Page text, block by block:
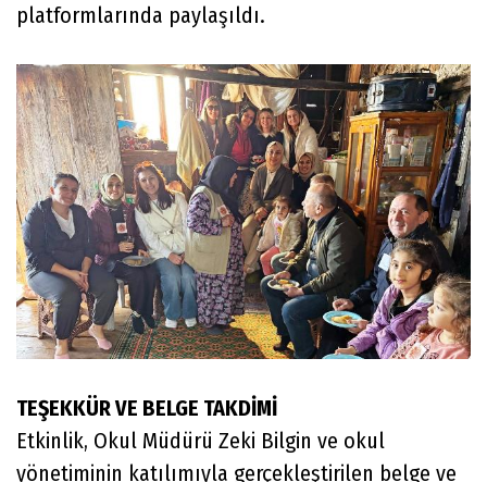
platformlarında paylaşıldı.
TEŞEKKÜR VE BELGE TAKDİMİ
Etkinlik, Okul Müdürü Zeki Bilgin ve okul
yönetiminin katılımıyla gerçekleştirilen belge ve